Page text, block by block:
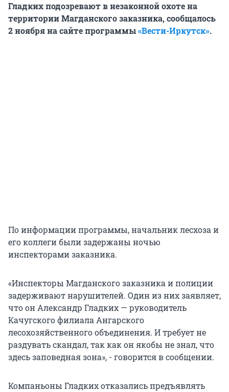
Гладких подозревают в незаконной охоте на
территории Магданского заказника, сообщалось
2 ноября на сайте программы«Вести-Иркутск».
По информации программы, начальник лесхоза и
его коллеги были задержаны ночью
инспекторами заказника.
«Инспекторы Магданского заказника и полиции
задерживают нарушителей. Один из них заявляет,
что он Александр Гладких — руководитель
Качугского филиала Ангарского
лесохозяйственного объединения. И требует не
раздувать скандал, так как он якобы не знал, что
здесь заповедная зона», - говорится в сообщении.
Компаньоны Гладких отказались предъявлять